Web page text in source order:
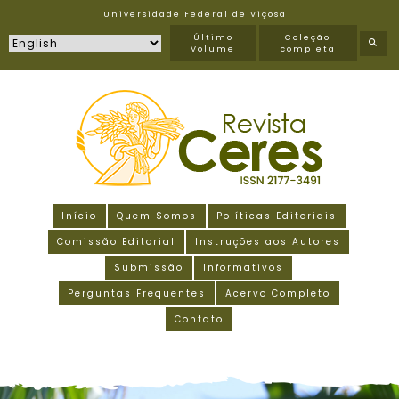
Universidade Federal de Viçosa
Último
Volume
Coleção
completa
Início Quem Somos
Políticas Editoriais
Comissão Editorial
Instruções aos Autores
Submissão
Informativos
Perguntas Frequentes
Acervo Completo
Contato